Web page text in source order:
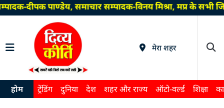
दीपक पाण्डेय, समाचार सम्पादक-विनय मिश्रा, मप्र के
मेरा शहर
होम ट्रेंडिंग दुनिया देश शहर और राज्य ऑटो-वर्ल्ड शिक्षा